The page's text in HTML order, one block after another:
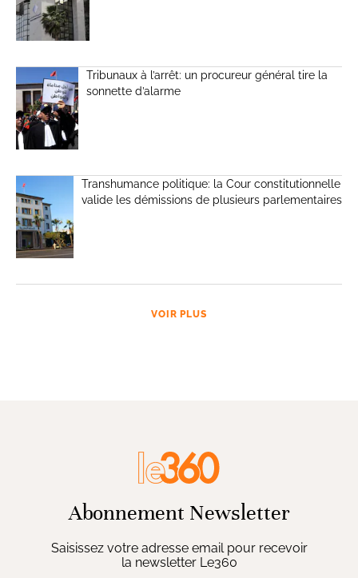
Tribunaux à l’arrêt: un procureur général tire la
sonnette d’alarme
Transhumance politique: la Cour constitutionnelle
valide les démissions de plusieurs parlementaires
VOIR PLUS
Abonnement Newsletter
Saisissez votre adresse email pour recevoir
la newsletter Le360